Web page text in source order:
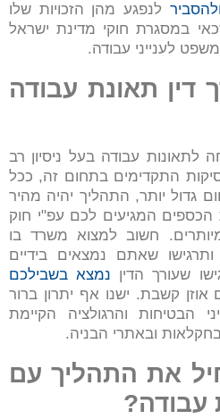
לנפגע מהן הזכויות שלו
במסגרת חוקי מדינת ישראל
לענייני עבודה.
דין תאונת עבודה
לתאונות עבודה בעל ניסיון רב
התקדימים בתחום זה, ככל
גדול יותר, התהליך יהיה מהיר
המגיעים לכם עפ"י חוק
חשוב למצוא משרד בו
שאתם נמצאים בידיים
שעורך הדין נמצא בשבילכם
קשבת. ישנו אף יתרון ברור
הבטיחות והרגולציה הקיימת
ובאתרי הבניה.
את התהליך עם
עבודה?